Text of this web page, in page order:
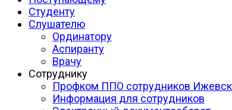
Студенту
Слушателю
Ординатору
Аспиранту
Врачу
Сотруднику
Профком ППО сотрудников
Информация для сотрудников